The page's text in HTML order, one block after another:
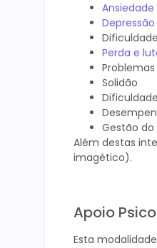
Ansiedade
Depressão
Perda e
Solidão
Gestão
Além destas
imagético).
Apoio
Esta